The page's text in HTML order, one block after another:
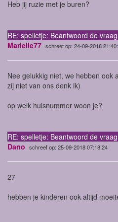
Heb jij ruzie met je buren?
RE: spelletje: Beantwoord de vraag
Marielle77 schreef op: 24-09-2018
Nee gelukkig niet, we hebben ook
zij niet van ons denk ik)
op welk huisnummer woon je?
RE: spelletje: Beantwoord de vraag
Dano schreef op: 25-09-2018 07:18:24
27
hebben je kinderen ook altijd